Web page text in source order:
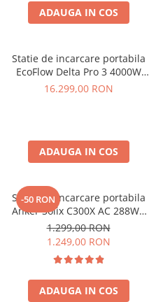
Roboti Pornire Auto
UPS Centrale Termice
Stabilizatoare Tensiune
Anemometre
Detectoare
Multimetre Portabile
Tahometre
Telemetre
Termometre
Testere
ADAUGA IN COS
Statie de incarcare portabila
EcoFlow Delta Pro 3 4000W
4096Wh
16.299,00 RON
ADAUGA IN COS
-50 RON
Statie de incarcare portabila
Anker Solix C300X AC 288Wh
300W
1.299,00 RON
1.249,00 RON
ADAUGA IN COS